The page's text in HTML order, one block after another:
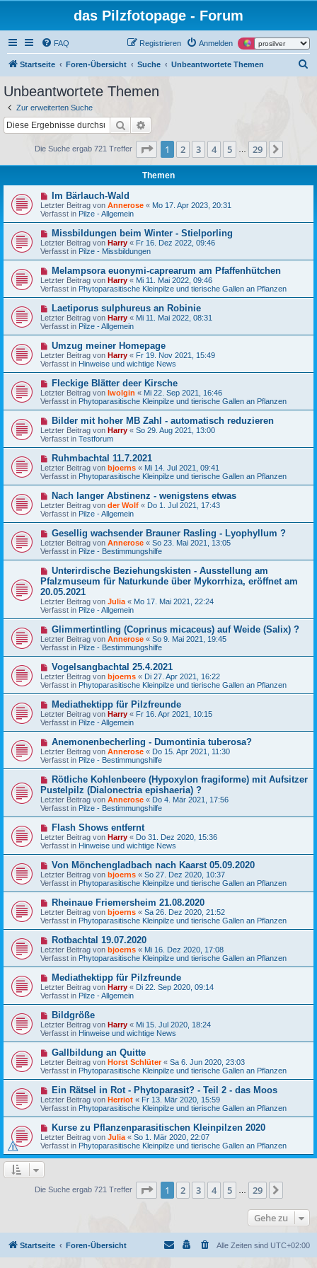
das Pilzfotopage - Forum
FAQ Anmelden
Registrieren
Startseite Foren-Übersicht Suche Unbeantwortete Themen
Unbeantwortete Themen
Zur erweiterten Suche
Suche
Die Suche ergab 721 Treffer Seite 1von 29
1 2 3 4 5 29
Themen
N
e
u
e
B
e
i
t
a
g
Im Bärlauch-Wald
Letzter Beitrag von Annerose « Mo 17. Apr 2023, 20:31
Verfasst in Pilze - Allgemein
N
e
u
e
B
e
i
t
a
g
Missbildungen beim Winter - Stielporling
Letzter Beitrag von Harry « Fr 16. Dez 2022, 09:46
Verfasst in Pilze - Missbildungen
N
e
u
e
B
e
i
t
a
g
Melampsora euonymi-caprearum am Pfaffenhütchen
Letzter Beitrag von Harry « Mi 11. Mai 2022, 09:46
Verfasst in Phytoparasitische Kleinpilze und tierische Gallen an Pflanzen
N
e
u
e
B
e
i
t
a
g
Laetiporus sulphureus an Robinie
Letzter Beitrag von Harry « Mi 11. Mai 2022, 08:31
Verfasst in Pilze - Allgemein
N
e
u
e
B
e
i
t
a
g
Umzug meiner Homepage
Letzter Beitrag von Harry « Fr 19. Nov 2021, 15:49
Verfasst in Hinweise und wichtige News
N
e
u
e
B
e
i
t
a
g
Fleckige Blätter deer Kirsche
Letzter Beitrag von Iwolgin « Mi 22. Sep 2021, 16:46
Verfasst in Phytoparasitische Kleinpilze und tierische Gallen an Pflanzen
N
e
u
e
B
e
i
t
a
g
Bilder mit hoher MB Zahl - automatisch reduzieren
Letzter Beitrag von Harry « So 29. Aug 2021, 13:00
Verfasst in Testforum
N
e
u
e
B
e
i
t
a
g
Ruhmbachtal 11.7.2021
Letzter Beitrag von bjoerns « Mi 14. Jul 2021, 09:41
Verfasst in Phytoparasitische Kleinpilze und tierische Gallen an Pflanzen
N
e
u
e
B
e
i
t
a
g
Nach langer Abstinenz - wenigstens etwas
Letzter Beitrag von der Wolf « Do 1. Jul 2021, 17:43
Verfasst in Pilze - Allgemein
N
e
u
e
B
e
i
t
r
g
Gesellig wachsender Brauner Rasling - Lyophyllum ?
Letzter Beitrag von Annerose « So 23. Mai 2021, 13:05
Verfasst in Pilze - Bestimmungshilfe
N
e
u
e
r
B
e
t
r
g
Unterirdische Beziehungskisten - Ausstellung am
Pfalzmuseum für Naturkunde über Mykorrhiza, eröffnet am
20.05.2021
Letzter Beitrag von Julia « Mo 17. Mai 2021, 22:24
Verfasst in Pilze - Allgemein
N
e
u
e
B
e
i
t
a
g
Glimmertintling (Coprinus micaceus) auf Weide (Salix) ?
Letzter Beitrag von Annerose « So 9. Mai 2021, 19:45
Verfasst in Pilze - Bestimmungshilfe
N
e
u
e
B
e
i
t
a
g
Vogelsangbachtal 25.4.2021
Letzter Beitrag von bjoerns « Di 27. Apr 2021, 16:22
Verfasst in Phytoparasitische Kleinpilze und tierische Gallen an Pflanzen
N
e
u
e
B
e
i
t
a
g
Mediathektipp für Pilzfreunde
Letzter Beitrag von Harry « Fr 16. Apr 2021, 10:15
Verfasst in Pilze - Allgemein
N
e
u
e
B
e
i
t
r
a
g
Anemonenbecherling - Dumontinia tuberosa?
Letzter Beitrag von Annerose « Do 15. Apr 2021, 11:30
Verfasst in Pilze - Bestimmungshilfe
N
u
e
r
B
i
t
r
a
g
Rötliche Kohlenbeere (Hypoxylon fragiforme) mit Aufsitzer
Pustelpilz (Dialonectria epishaeria) ?
Letzter Beitrag von Annerose « Do 4. Mär 2021, 17:56
Verfasst in Pilze - Bestimmungshilfe
N
e
u
e
B
e
i
t
a
g
Flash Shows entfernt
Letzter Beitrag von Harry « Do 31. Dez 2020, 15:36
Verfasst in Hinweise und wichtige News
N
e
u
e
B
e
i
t
a
g
Von Mönchengladbach nach Kaarst 05.09.2020
Letzter Beitrag von bjoerns « So 27. Dez 2020, 10:37
Verfasst in Phytoparasitische Kleinpilze und tierische Gallen an Pflanzen
N
e
u
e
B
e
i
t
a
g
Rheinaue Friemersheim 21.08.2020
Letzter Beitrag von bjoerns « Sa 26. Dez 2020, 21:52
Verfasst in Phytoparasitische Kleinpilze und tierische Gallen an Pflanzen
N
e
u
e
B
e
i
t
a
g
Rotbachtal 19.07.2020
Letzter Beitrag von bjoerns « Mi 16. Dez 2020, 17:08
Verfasst in Phytoparasitische Kleinpilze und tierische Gallen an Pflanzen
N
e
u
e
B
e
i
t
a
g
Mediathektipp für Pilzfreunde
Letzter Beitrag von Harry « Di 22. Sep 2020, 09:14
Verfasst in Pilze - Allgemein
N
e
u
e
B
e
i
t
a
g
Bildgröße
Letzter Beitrag von Harry « Mi 15. Jul 2020, 18:24
Verfasst in Hinweise und wichtige News
N
e
u
e
B
e
i
t
a
g
Gallbildung an Quitte
Letzter Beitrag von Horst Schlüter« Sa 6. Jun 2020, 23:03
Verfasst in Phytoparasitische Kleinpilze und tierische Gallen an Pflanzen
N
e
u
e
B
e
i
t
Ein Rätsel in Rot - Phytoparasit? - Teil 2 - das Moos
Letzter Beitrag von Herriot « Fr 13. Mär 2020, 15:59
Verfasst in Phytoparasitische Kleinpilze und tierische Gallen an Pflanzen
N
e
u
e
r
i
t
Kurse zu Pflanzenparasitischen Kleinpilzen 2020
Letzter Beitrag von Julia « So 1. Mär 2020, 22:07
Verfasst in Phytoparasitische Kleinpilze und tierische Gallen an Pflanzen
Die Suche ergab 721 Treffer Seite 1von 29
1 2 3 4 5 29
Gehe zu
Startseite Foren-Übersicht Alle Zeiten sind UTC+02:00